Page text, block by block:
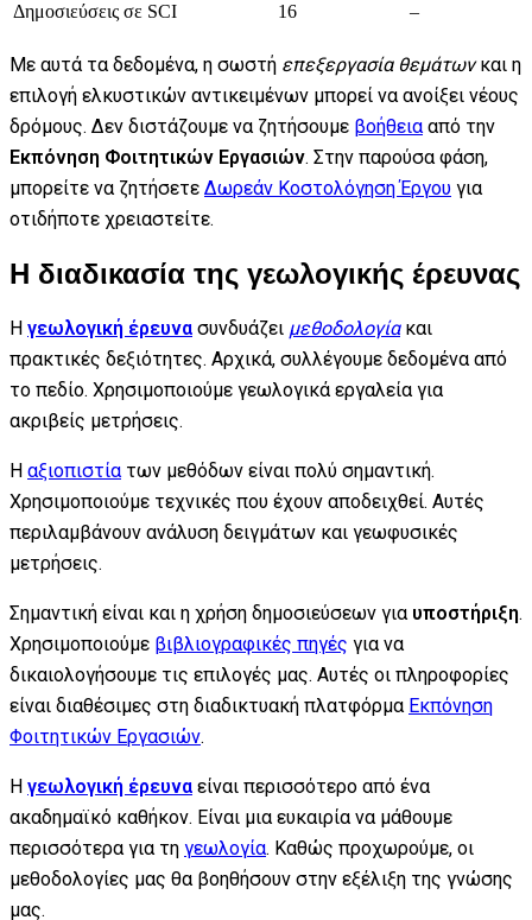
Δημοσιεύσεις σε SCI
16 –
Με αυτά τα δεδομένα, η σωστή επεξεργασία θεμάτωνκαι η
επιλογή ελκυστικών αντικειμένων μπορεί να ανοίξει νέους
δρόμους. Δεν διστάζουμε να ζητήσουμε βοήθειααπό την
Εκπόνηση Φοιτητικών Εργασιών. Στην παρούσα φάση,
μπορείτε να ζητήσετε Δωρεάν Κοστολόγηση Έργου για
οτιδήποτε χρειαστείτε.
Η διαδικασία της γεωλογικής έρευνας
Η γεωλογική έρευνα συνδυάζει μεθοδολογίακαι
πρακτικές δεξιότητες. Αρχικά, συλλέγουμε δεδομένα από
το πεδίο. Χρησιμοποιούμε γεωλογικά εργαλεία για
ακριβείς μετρήσεις.
Η αξιοπιστίατων μεθόδων είναι πολύ σημαντική.
Χρησιμοποιούμε τεχνικές που έχουν αποδειχθεί. Αυτές
περιλαμβάνουν ανάλυση δειγμάτων και γεωφυσικές
μετρήσεις.
Σημαντική είναι και η χρήση δημοσιεύσεων για υποστήριξη.
Χρησιμοποιούμε βιβλιογραφικές πηγές για να
δικαιολογήσουμε τις επιλογές μας. Αυτές οι πληροφορίες
είναι διαθέσιμες στη διαδικτυακή πλατφόρμα Εκπόνηση
Φοιτητικών Εργασιών.
Η γεωλογική έρευνα είναι περισσότερο από ένα
ακαδημαϊκό καθήκον. Είναι μια ευκαιρία να μάθουμε
περισσότερα για τη γεωλογία. Καθώς προχωρούμε, οι
μεθοδολογίες μας θα βοηθήσουν στην εξέλιξη της γνώσης
μας.